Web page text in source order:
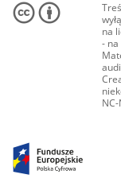
na
- na